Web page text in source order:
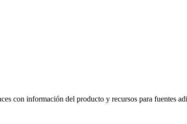
con información del producto y recursos para fuentes